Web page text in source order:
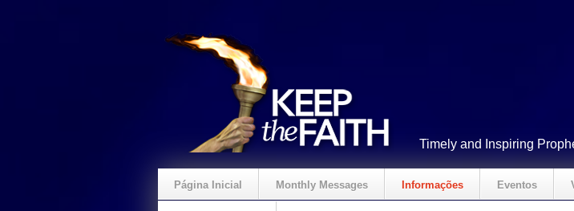
Timely and Inspiring
Página Inicial Monthly Messages Informações Eventos